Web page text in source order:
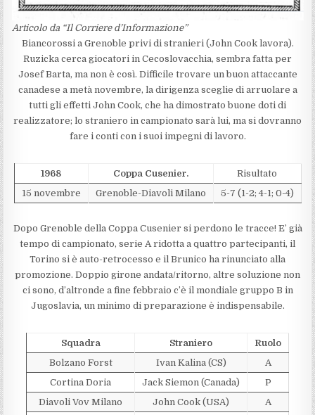
Articolo da “Il Corriere d’Informazione”
Biancorossi a Grenoble privi di stranieri (John Cook lavora).
Ruzicka cerca giocatori in Cecoslovacchia, sembra fatta per
Josef Barta, ma non è così. Difficile trovare un buon attaccante
canadese a metà novembre, la dirigenza sceglie di arruolare a
tutti gli effetti John Cook, che ha dimostrato buone doti di
realizzatore; lo straniero in campionato sarà lui, ma si dovranno
fare i conti con i suoi impegni di lavoro.
1968 Coppa Cusenier.
Risultato
15 novembre
Grenoble-Diavoli Milano 5-7 (1-2; 4-1; 0-4)
Dopo Grenoble della Coppa Cusenier si perdono le tracce! E’ già
tempo di campionato, serie A ridotta a quattro partecipanti, il
Torino si è auto-retrocesso e il Brunico ha rinunciato alla
promozione. Doppio girone andata/ritorno, altre soluzione non
ci sono, d’altronde a fine febbraio c’è il mondiale gruppo B in
Jugoslavia, un minimo di preparazione è indispensabile.
Squadra Straniero
Ruolo
Bolzano Forst
Ivan Kalina (CS)
A
Cortina Doria
Jack Siemon (Canada)
P
Diavoli Vov Milano
John Cook (USA)
A